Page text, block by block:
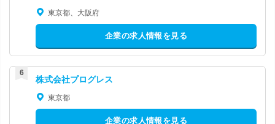
東京都、大阪府
企業の求人情報を見る
株式会社プログレス
東京都
企業の求人情報を見る